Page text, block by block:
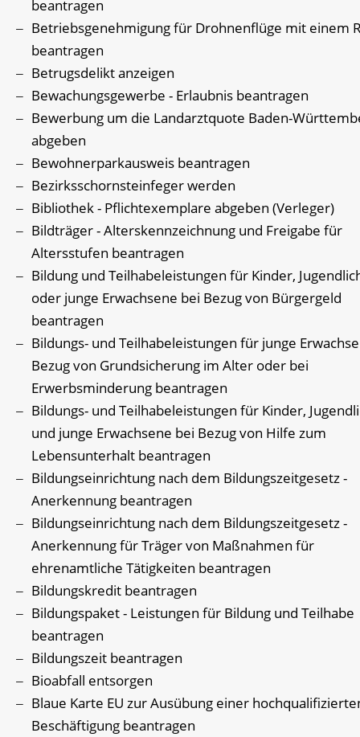
beantragen
Betriebsgenehmigung für Drohnenflüge mit einem
beantragen
Betrugsdelikt anzeigen
Bewachungsgewerbe - Erlaubnis beantragen
Bewerbung um die Landarztquote Baden-
abgeben
Bewohnerparkausweis beantragen
Bezirksschornsteinfeger werden
Bibliothek - Pflichtexemplare abgeben (Verleger)
Bildträger - Alterskennzeichnung und Freigabe für
Altersstufen beantragen
Bildung und Teilhabeleistungen für Kinder,
oder junge Erwachsene bei Bezug von Bürgergeld
beantragen
Bildungs- und Teilhabeleistungen für junge
Bezug von Grundsicherung im Alter oder bei
Erwerbsminderung beantragen
Bildungs- und Teilhabeleistungen für Kinder,
und junge Erwachsene bei Bezug von Hilfe zum
Lebensunterhalt beantragen
Bildungseinrichtung nach dem Bildungszeitgesetz -
Anerkennung beantragen
Bildungseinrichtung nach dem Bildungszeitgesetz -
Anerkennung für Träger von Maßnahmen für
ehrenamtliche Tätigkeiten beantragen
Bildungskredit beantragen
Bildungspaket - Leistungen für Bildung und Teilhabe
beantragen
Bildungszeit beantragen
Bioabfall entsorgen
Blaue Karte EU zur Ausübung einer
Beschäftigung beantragen